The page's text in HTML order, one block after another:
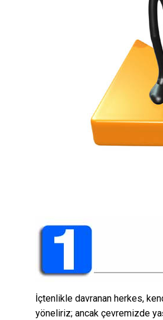
İçtenlikle davranan herkes,
yöneliriz; ancak çevremizde